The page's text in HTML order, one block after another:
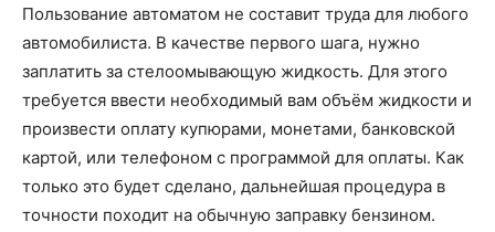
Пользование автоматом не составит труда для любого
автомобилиста. В качестве первого шага, нужно
заплатить за стелоомывающую жидкость. Для этого
требуется ввести необходимый вам объём жидкости и
произвести оплату купюрами, монетами, банковской
картой, или телефоном с программой для оплаты. Как
только это будет сделано, дальнейшая процедура в
точности походит на обычную заправку бензином.